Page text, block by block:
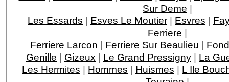
Sur Deme |
Les Essards | Esves Le Moutier | Esvres |
Ferriere |
Ferriere Larcon | Ferriere Sur Beaulieu |
Genille | Gizeux | Le Grand Pressigny | La
Les Hermites | Hommes | Huismes | L Ile